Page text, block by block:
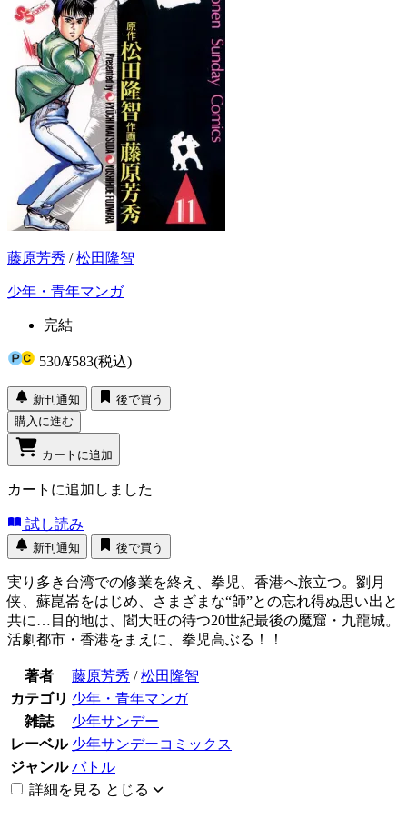
藤原芳秀 /松田隆智
少年・青年マンガ
完結
530/¥583(税込)
新刊通知
後で買う
購入に進む
カートに追加
カートに追加しました
試し読み
新刊通知 後で買う
実り多き台湾での修業を終え、拳児、香港へ旅立つ。劉月
侠、蘇崑崙をはじめ、さまざまな“師”との忘れ得ぬ思い出と
共に…目的地は、閻大旺の待つ20世紀最後の魔窟・九龍城。
活劇都市・香港をまえに、拳児高ぶる！！
著者 藤原芳秀 /松田隆智
カテゴリ 少年・青年マンガ
雑誌
少年サンデー
レーベル 少年サンデーコミックス
ジャンル バトル
詳細を見る とじる